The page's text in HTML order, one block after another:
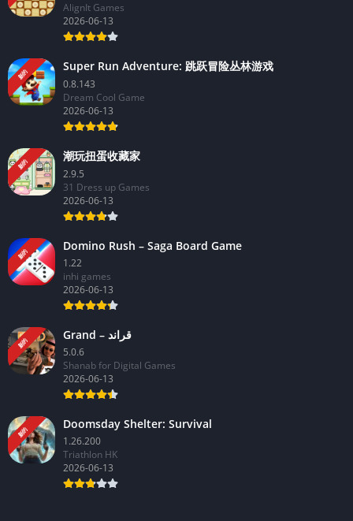
AlignIt Games
2026-06-13
新的
Super Run Adventure: 跳跃冒险丛林游戏
0.8.143
Dream Cool Game
2026-06-13
新的
潮玩扭蛋收藏家
2.9.5
31 Dress up Games
2026-06-13
新的
Domino Rush – Saga Board Game
1.22
inhi games
2026-06-13
新的
Grand – قراند
5.0.6
Shanab for Digital Games
2026-06-13
新的
Doomsday Shelter: Survival
1.26.200
Triathlon HK
2026-06-13